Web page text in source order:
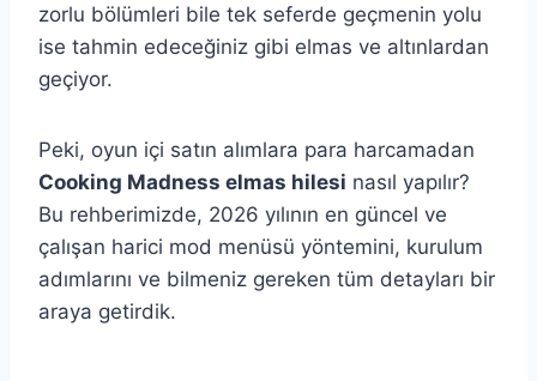
zorlu bölümleri bile tek seferde geçmenin yolu
ise tahmin edeceğiniz gibi elmas ve altınlardan
geçiyor.
Peki, oyun içi satın alımlara para harcamadan
Cooking Madness elmas hilesi nasıl yapılır?
Bu rehberimizde, 2026 yılının en güncel ve
çalışan harici mod menüsü yöntemini, kurulum
adımlarını ve bilmeniz gereken tüm detayları bir
araya getirdik.